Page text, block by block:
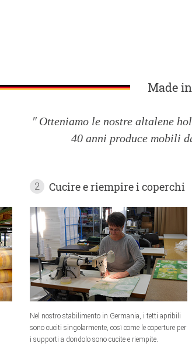
Made
Otteniamo le nostre altalene
40 anni produce mobili
2 Cucire e riempire i coperchi
Nel nostro stabilimento in Germania, i tetti apribili
sono cuciti singolarmente, così come le coperture per
i supporti a dondolo sono cucite e riempite.